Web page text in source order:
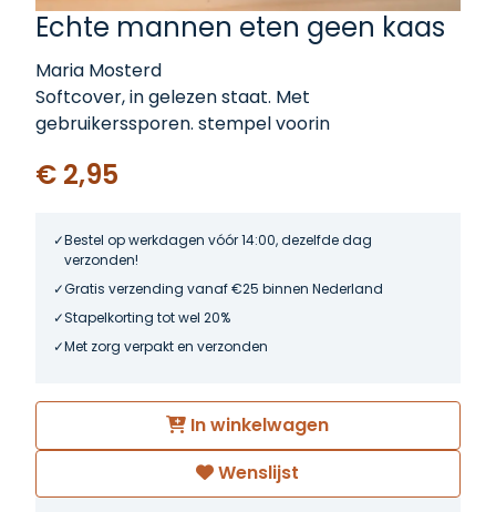
Echte mannen eten geen kaas
Maria Mosterd
Softcover, in gelezen staat. Met
gebruikerssporen. stempel voorin
€ 2,95
Bestel op werkdagen vóór 14:00, dezelfde dag
verzonden!
Gratis verzending vanaf €25 binnen Nederland
Stapelkorting tot wel 20%
Met zorg verpakt en verzonden
In winkelwagen
Wenslijst